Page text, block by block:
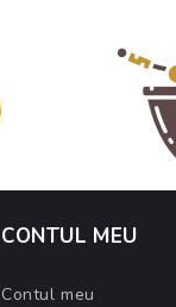
CONTUL MEU
Contul meu